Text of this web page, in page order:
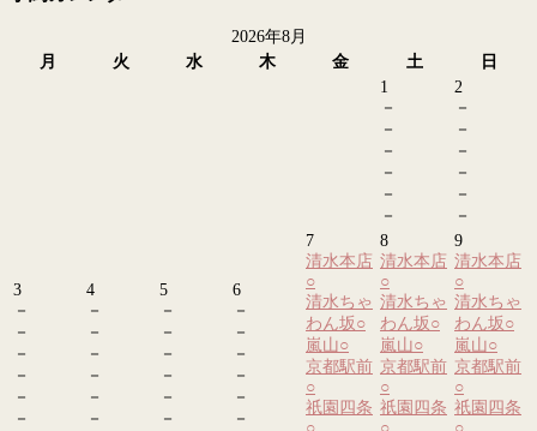
2026年8月
月
火 水 木 金 土
日
1
－
－
－
－
－
－
2
－
－
－
－
－
－
3
－
－
－
－
－
－
4
－
－
－
－
－
－
5
－
－
－
－
－
－
6
－
－
－
－
－
－
7
清水本店
○
清水ちゃ
わん坂○
嵐山○
京都駅前
○
祇園四条
8
清水本店
○
清水ちゃ
わん坂○
嵐山○
京都駅前
○
祇園四条
9
清水本店
○
清水ちゃ
わん坂○
嵐山○
京都駅前
○
祇園四条